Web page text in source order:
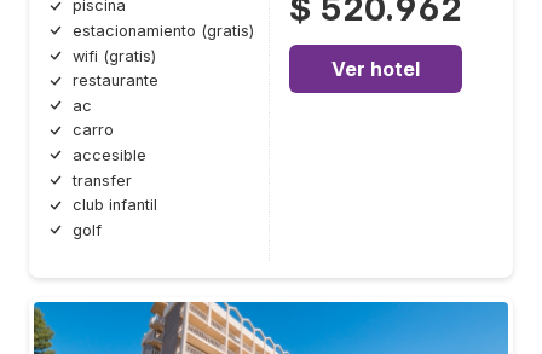
piscina
estacionamiento (gratis)
wifi (gratis)
restaurante
ac
carro
accesible
transfer
club infantil
golf
Ver hotel